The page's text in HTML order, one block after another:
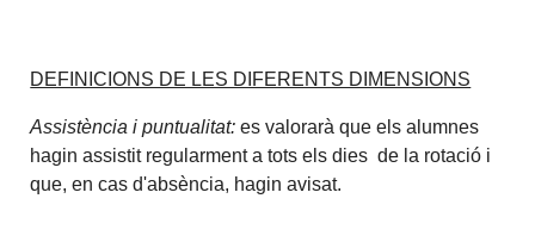
DEFINICIONS DE LES DIFERENTS DIMENSIONS
Assistència i puntualitat: es valorarà que els alumnes
hagin assistit regularment a tots els dies de la rotació i
que, en cas d'absència, hagin avisat.